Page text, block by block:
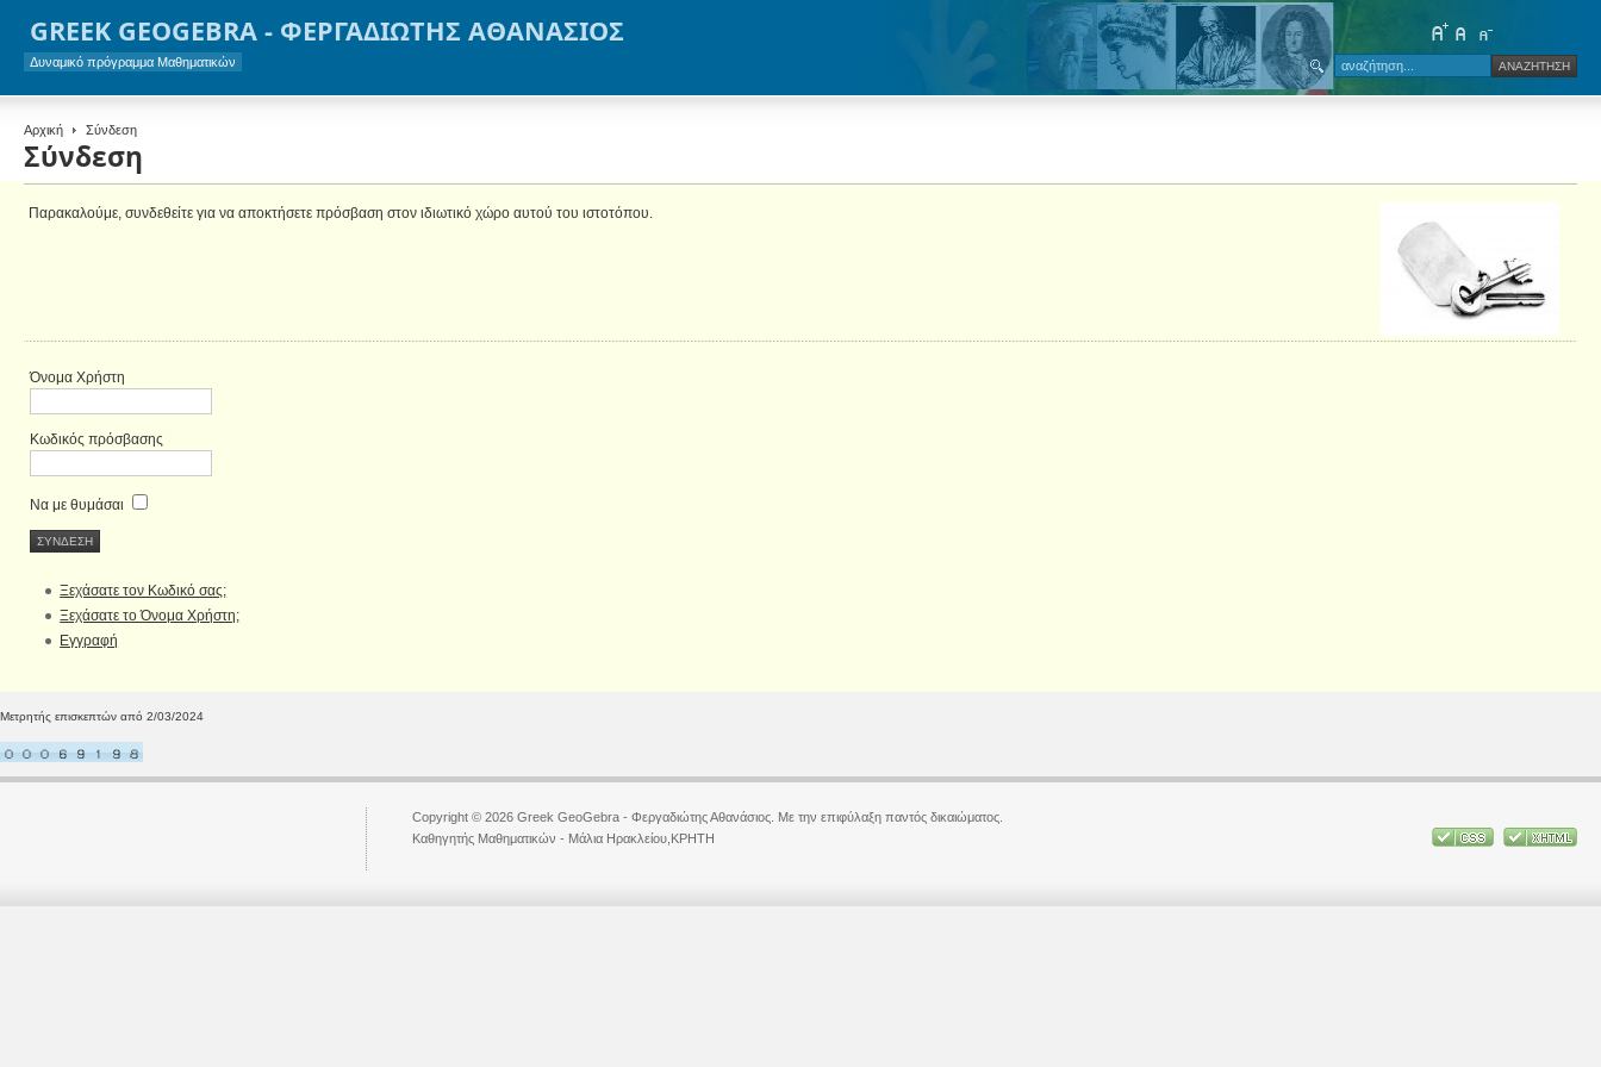
GREEK GEOGEBRA - ΦΕΡΓΑΔΙΩΤΗΣ ΑΘΑΝΑΣΙΟΣ
Δυναμικό πρόγραμμα Μαθηματικών
Αρχική Σύνδεση
Σύνδεση
Παρακαλούμε, συνδεθείτε για να αποκτήσετε πρόσβαση στον ιδιωτικό χώρο αυτού του ιστοτόπου.
Όνομα Χρήστη
Κωδικός πρόσβασης
Να με θυμάσαι
Ξεχάσατε τον Κωδικό σας;
Ξεχάσατε το Όνομα Χρήστη;
Εγγραφή
Μετρητής επισκεπτών από 2/03/2024
Copyright © 2026 Greek GeoGebra - Φεργαδιώτης Αθανάσιος. Με την επιφύλαξη παντός δικαιώματος.
Kαθηγητής Μαθηματικών - Μάλια Ηρακλείου,ΚΡΗΤΗ